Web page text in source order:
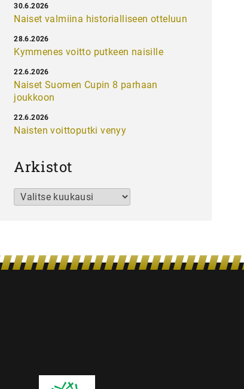
Naiset valmiina historialliseen otteluun
30.6.2026
Kymmenes voitto putkeen naisille
28.6.2026
Naiset Suomen Cupin 8 parhaan
joukkoon
22.6.2026
Naisten voittoputki venyy
22.6.2026
Arkistot
Arkistot